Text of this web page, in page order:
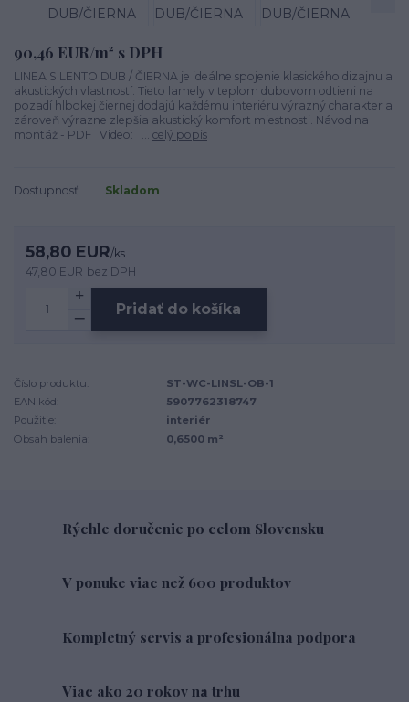
90,46 EUR/m² s DPH
LINEA SILENTO DUB / ČIERNA je ideálne spojenie klasického dizajnu a
akustických vlastností. Tieto lamely v teplom dubovom odtieni na
pozadí hlbokej čiernej dodajú každému interiéru výrazný charakter a
zároveň výrazne zlepšia akustický komfort miestnosti. Návod na
montáž - PDF Video: ... celý popis
Dostupnosť Skladom
58,80 EUR/ks
47,80 EUR bez DPH
Pridať do košíka
Číslo produktu:
ST-WC-LINSL-OB-1
EAN kód:
5907762318747
Použitie:
interiér
Obsah balenia:
0,6500 m²
Rýchle doručenie po celom Slovensku
V ponuke viac než 600 produktov
Kompletný servis a profesionálna podpora
Viac ako 20 rokov na trhu